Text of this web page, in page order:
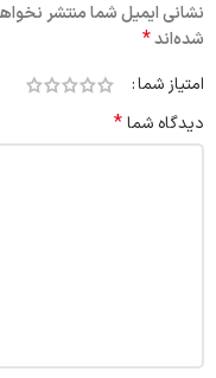
نشانی ایمیل شما منتشر
شده‌اند*
امتیاز شما
دیدگاه شما*